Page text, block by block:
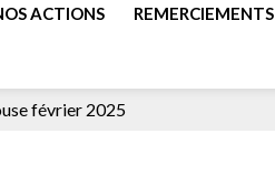
ACTIONS REMERCIEMENTS
février 2025